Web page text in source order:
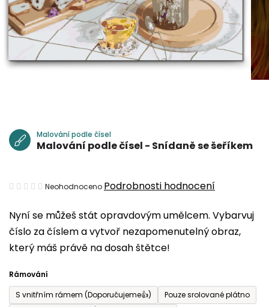
Nyní se můžeš stát opravdovým umělcem. Vybarvuj
číslo za číslem a vytvoř nezapomenutelný obraz,
který máš právě na dosah štětce!
Rámování
S vnitřním rámem (Doporučujeme👍)
Pouze srolované plátno
Malování podle čísel
Malování podle čísel - Snídaně se šeříkem
Průměrné
produktu
je
0,0
5
hvězdiček.
Neohodnoceno Podrobnosti hodnocení